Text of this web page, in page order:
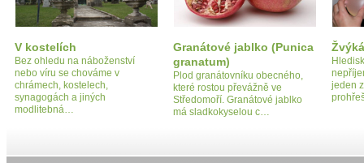
V kostelích
Bez ohledu na náboženství
nebo víru se chováme v
chrámech, kostelech,
synagogách a jiných
modlitebná…
Granátové jablko (Punica
granatum)
Plod granátovníku obecného,
které rostou převážně ve
Středomoří. Granátové jablko
má sladkokyselou c…
jeden